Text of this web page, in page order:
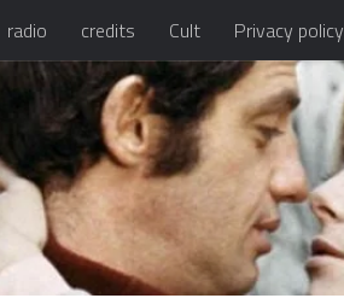
radio credits Cult Privacy policy